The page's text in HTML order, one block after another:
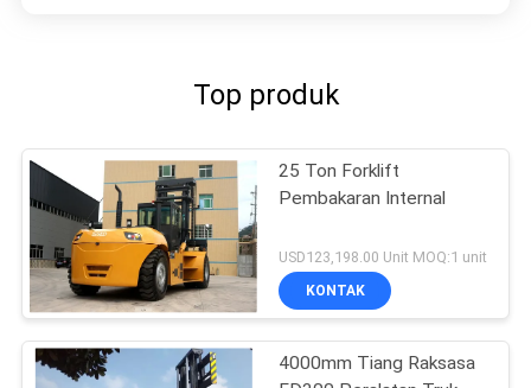
Top produk
25 Ton Forklift
Pembakaran Internal
USD123,198.00 Unit MOQ:1 unit
KONTAK
4000mm Tiang Raksasa